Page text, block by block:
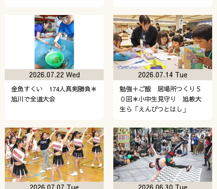
金魚すくい 174人真剣勝負＊
旭川で全道大会
2026.07.22 Wed
勉強＋ご飯 居場所つくり５
０回＊小中生見守り 旭教大
生ら「えんぴつとはし」
2026.07.14 Tue